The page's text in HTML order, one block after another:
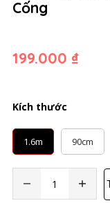
Cống
199.000 ₫
Kích thước
1.6m 90cm